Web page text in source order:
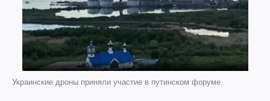
Украинские дроны приняли участие в путинском форуме